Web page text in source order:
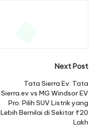
Next Post
Tata Sierra Ev: Tata
Sierra.ev vs MG Windsor EV
Pro: Pilih SUV Listrik yang
Lebih Bernilai di Sekitar ₹20
Lakh